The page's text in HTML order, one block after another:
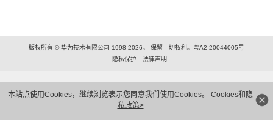
本站点使用Cookies，继续浏览表示您同意我们使用Cookies。 Cookies和隐
私政策>
版权所有 © 华为技术有限公司 1998-2026。 保留一切权利。粤A2-20044005号
隐私保护
法律声明